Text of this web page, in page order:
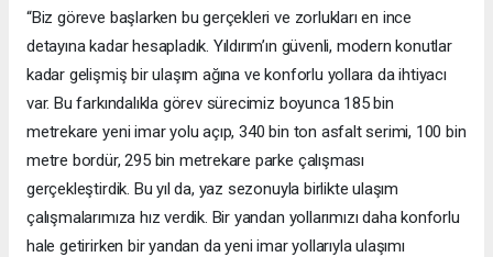
“Biz göreve başlarken bu gerçekleri ve zorlukları en ince
detayına kadar hesapladık. Yıldırım’ın güvenli, modern konutlar
kadar gelişmiş bir ulaşım ağına ve konforlu yollara da ihtiyacı
var. Bu farkındalıkla görev sürecimiz boyunca 185 bin
metrekare yeni imar yolu açıp, 340 bin ton asfalt serimi, 100 bin
metre bordür, 295 bin metrekare parke çalışması
gerçekleştirdik. Bu yıl da, yaz sezonuyla birlikte ulaşım
çalışmalarımıza hız verdik. Bir yandan yollarımızı daha konforlu
hale getirirken bir yandan da yeni imar yollarıyla ulaşımı